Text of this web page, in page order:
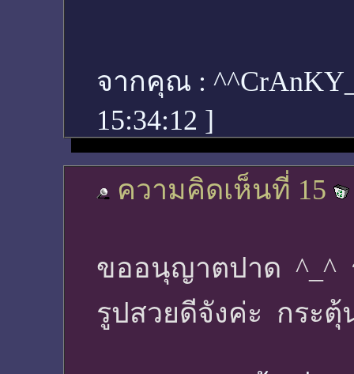
จากคุณ :
15:34:12 ]
ความคิดเห็นที่ 15
ขออนุญาตปาด ^_^
รูปสวยดีจังค่ะ กระตุ้